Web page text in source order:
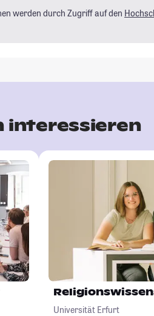
werden durch Zugriff auf den
interessieren
Universität Erfurt